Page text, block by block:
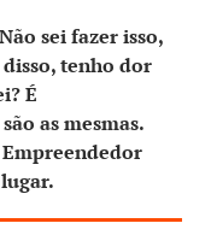
sei fazer isso,
tenho dor
É
as mesmas.